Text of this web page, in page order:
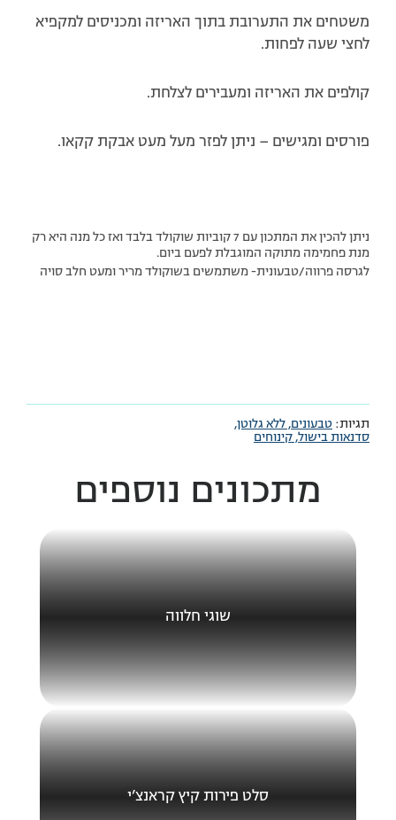
משטחים את התערובת בתוך האריזה ומכניסים למקפיא
לחצי שעה לפחות.
קולפים את האריזה ומעבירים לצלחת.
פורסים ומגישים – ניתן לפזר מעל מעט אבקת קקאו.
ניתן להכין את המתכון עם 7 קוביות שוקולד בלבד ואז כל מנה היא רק
מנת פחמימה מתוקה המוגבלת לפעם ביום.
לגרסה פרווה/טבעונית- משתמשים בשוקולד מריר ומעט חלב סויה
תגיות: טבעונים,ללא גלוטן,
סדנאות בישול,קינוחים
מתכונים נוספים
שוגי חלווה
סלט פירות קיץ קראנצ’י